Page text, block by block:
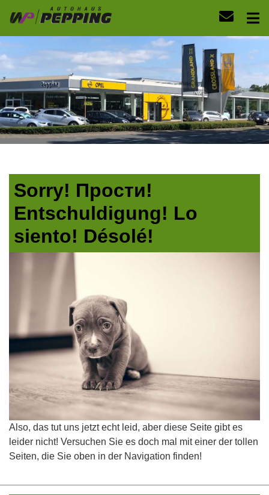
Sorry! Прости!
Entschuldigung! Lo
siento! Désolé!
Also, das tut uns jetzt echt leid, aber diese Seite gibt es
leider nicht! Versuchen Sie es doch mal mit einer der tollen
Seiten, die Sie oben in der Navigation finden!